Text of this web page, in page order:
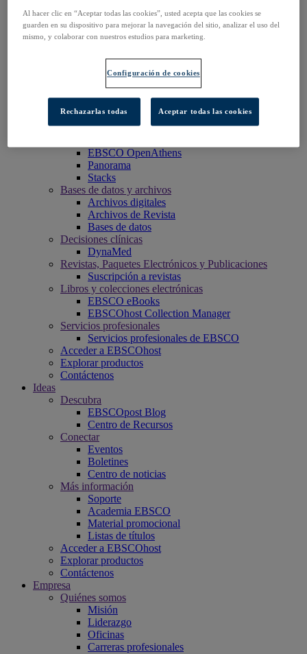
Productos
Tecnología y descubrimiento
BiblioGraph
Aplicación móvil de EBSCO
EBSCOadmin
Plataforma de investigación EBSCOhost
eReserve Plus
Explora
EBSCO OpenAthens
Panorama
Stacks
Bases de datos y archivos
Archivos digitales
Archivos de Revista
Bases de datos
Decisiones clínicas
DynaMed
Revistas, Paquetes Electrónicos y Publicaciones
Suscripción a revistas
Libros y colecciones electrónicas
EBSCO eBooks
EBSCOhost Collection Manager
Servicios profesionales
Servicios profesionales de EBSCO
Acceder a EBSCOhost
Explorar productos
Contáctenos
Ideas
Descubra
EBSCOpost Blog
Centro de Recursos
Conectar
Eventos
Boletines
Centro de noticias
Más información
Soporte
Academia EBSCO
Material promocional
Listas de títulos
Acceder a EBSCOhost
Explorar productos
Contáctenos
Empresa
Quiénes somos
Misión
Liderazgo
Oficinas
Carreras profesionales
Al hacer clic en “Aceptar todas las cookies”, usted acepta que las cookies se
guarden en su dispositivo para mejorar la navegación del sitio, analizar el uso del
mismo, y colaborar con nuestros estudios para marketing.
Configuración de cookies
Rechazarlas todas Aceptar todas las cookies